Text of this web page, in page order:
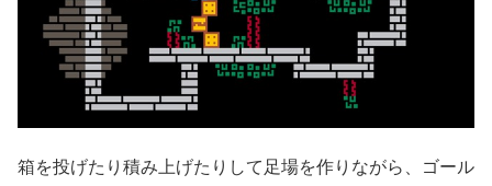
箱を投げたり積み上げたりして足場を作りながら、ゴール